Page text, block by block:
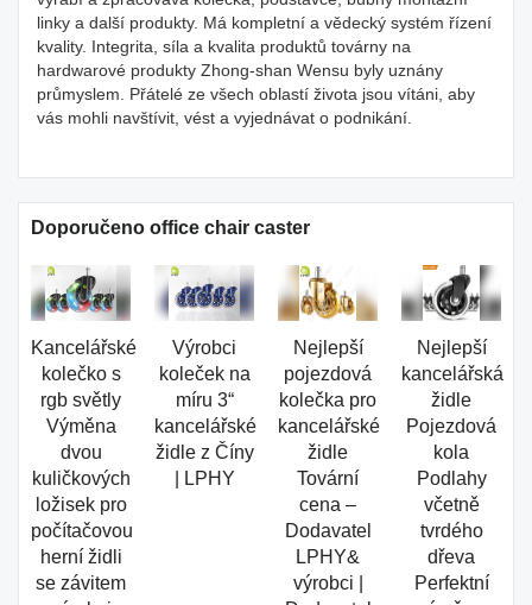
linky a další produkty. Má kompletní a vědecký systém řízení
kvality. Integrita, síla a kvalita produktů továrny na
hardwarové produkty Zhong-shan Wensu byly uznány
průmyslem. Přátelé ze všech oblastí života jsou vítáni, aby
vás mohli navštívit, vést a vyjednávat o podnikání.
Doporučeno office chair caster
Kancelářské
kolečko s
rgb světly
Výměna
dvou
kuličkových
ložisek pro
počítačovou
herní židli
se závitem
Výrobci
koleček na
míru 3“
kancelářské
židle z Číny
| LPHY
Nejlepší
pojezdová
kolečka pro
kancelářské
židle
Tovární
cena –
Dodavatel
LPHY&
výrobci |
Nejlepší
kancelářská
židle
Pojezdová
kola
Podlahy
včetně
tvrdého
dřeva
Perfektní